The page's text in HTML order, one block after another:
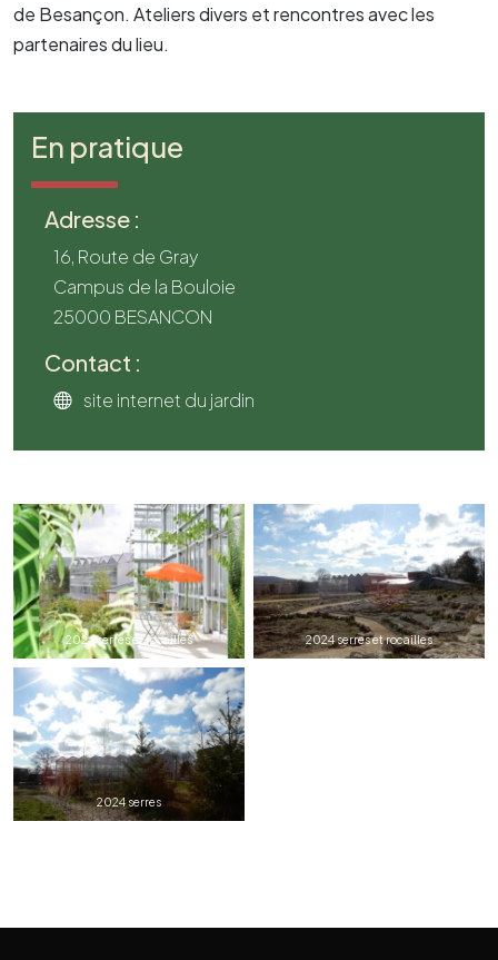
de Besançon. Ateliers divers et rencontres avec les
partenaires du lieu.
En pratique
Adresse :
16, Route de Gray
Campus de la Bouloie
25000 BESANCON
Contact :
site internet du jardin
2024 serres et rocailles 2024 serres et rocailles
2024 serres